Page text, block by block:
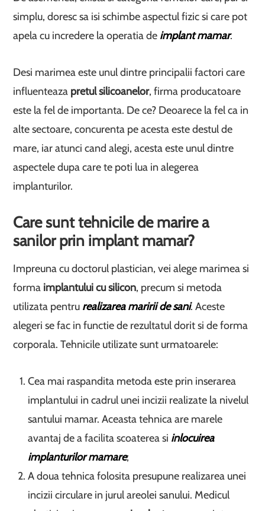
simplu, doresc sa isi schimbe aspectul fizic si care pot
apela cu incredere la operatia de implant mamar.
Desi marimea este unul dintre principalii factori care
influenteaza pretul silicoanelor, firma producatoare
este la fel de importanta. De ce? Deoarece la fel ca in
alte sectoare, concurenta pe acesta este destul de
mare, iar atunci cand alegi, acesta este unul dintre
aspectele dupa care te poti lua in alegerea
implanturilor.
Care sunt tehnicile de marire a
sanilor prin implant mamar?
Impreuna cu doctorul plastician, vei alege marimea si
forma implantului cu silicon, precum si metoda
utilizata pentru realizarea maririi de sani. Aceste
alegeri se fac in functie de rezultatul dorit si de forma
corporala. Tehnicile utilizate sunt urmatoarele:
Cea mai raspandita metoda este prin inserarea
implantului in cadrul unei incizii realizate la nivelul
santului mamar. Aceasta tehnica are marele
avantaj de a facilita scoaterea si inlocuirea
implanturilor mamare;
A doua tehnica folosita presupune realizarea unei
incizii circulare in jurul areolei sanului. Medicul